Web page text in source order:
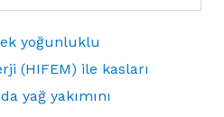
yoğunluklu
(HIFEM) ile kasları
yağ yakımını